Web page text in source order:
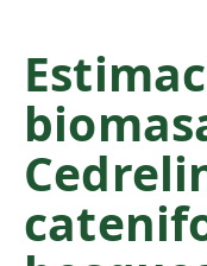
n
t
e
n
t
i